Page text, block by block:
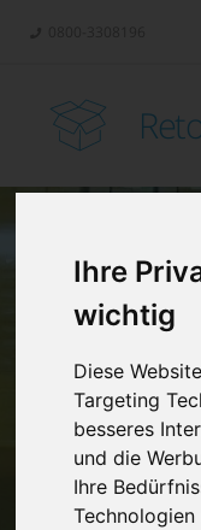
Ihre
wichtig
Diese
Targeting
besseres
und die
Ihre